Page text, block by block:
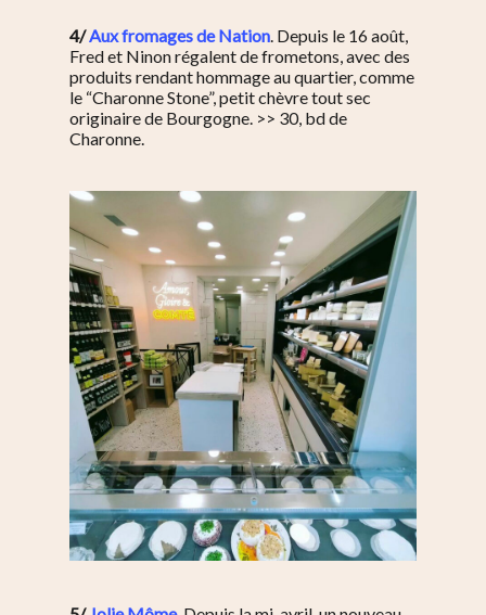
4/Aux fromages de Nation. Depuis le 16 août,
Fred et Ninon régalent de frometons, avec des
produits rendant hommage au quartier, comme
le “Charonne Stone”, petit chèvre tout sec
originaire de Bourgogne. >> 30, bd de
Charonne.